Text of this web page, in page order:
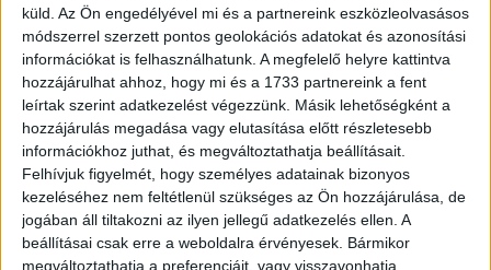
küld. Az Ön engedélyével mi és a partnereink eszközleolvasásos
módszerrel szerzett pontos geolokációs adatokat és azonosítási
információkat is felhasználhatunk. A megfelelő helyre kattintva
hozzájárulhat ahhoz, hogy mi és a 1733 partnereink a fent
leírtak szerint adatkezelést végezzünk. Másik lehetőségként a
hozzájárulás megadása vagy elutasítása előtt részletesebb
információkhoz juthat, és megváltoztathatja beállításait.
Felhívjuk figyelmét, hogy személyes adatainak bizonyos
kezeléséhez nem feltétlenül szükséges az Ön hozzájárulása, de
jogában áll tiltakozni az ilyen jellegű adatkezelés ellen. A
beállításai csak erre a weboldalra érvényesek. Bármikor
megváltoztathatja a preferenciáit, vagy visszavonhatja